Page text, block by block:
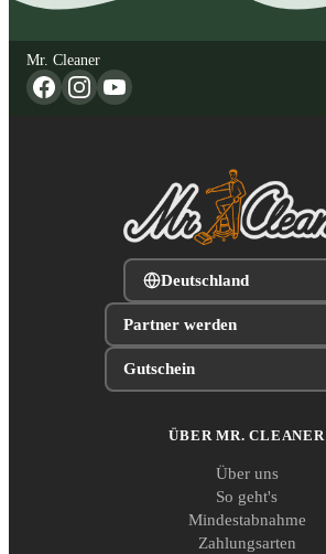
Mr. Cleaner
Deutschland
Partner werden
Gutschein
ÜBER MR. CLEANER
Über uns
So geht's
Mindestabnahme
Zahlungsarten